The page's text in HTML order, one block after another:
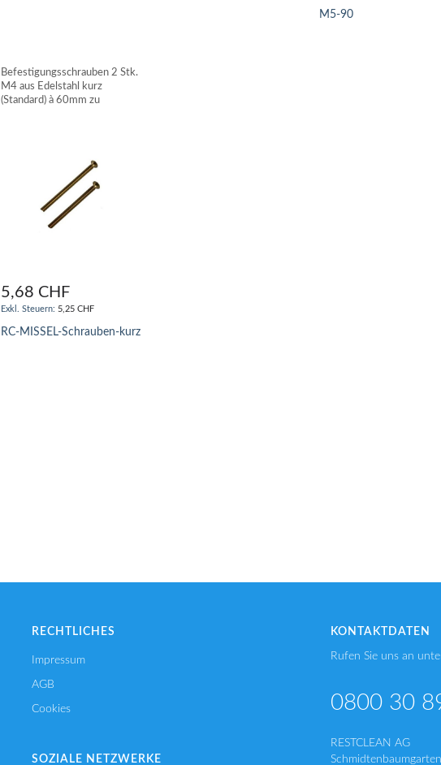
M5-90
Befestigungsschrauben 2 Stk.
M4 aus Edelstahl kurz
(Standard) à 60mm zu
5,68 CHF
5,25 CHF
RC-MISSEL-Schrauben-kurz
RECHTLICHES
Impressum
AGB
Cookies
SOZIALE NETZWERKE
KONTAKTDATEN
Rufen Sie uns an
0800 30
RESTCLEAN AG